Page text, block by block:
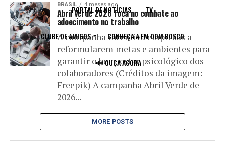
PORTAL DE NOTÍCIAS TV
CLUBE DE AMIGOS CONHEÇA A FM DOM BOSCO
🔊 OUÇA AGORA
BRASIL 4 meses ago
Abril Verde 2026 foca no combate ao
adoecimento no trabalho
A campanha incentiva empresas a
reformularem metas e ambientes para
garantir o bem-estar psicológico dos
colaboradores (Créditos da imagem:
Freepik) A campanha Abril Verde de
2026...
MORE POSTS